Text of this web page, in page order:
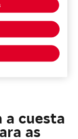
de
ou
a
mais
a cuesta
as